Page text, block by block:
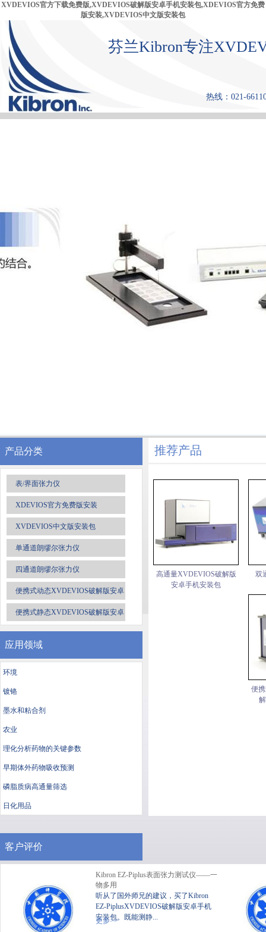
XVDEVIOS官方下载免费版,XVDEVIOS破解版安卓手机安装包,XDEVIOS官方免费
版安装,XVDEVIOS中文版安装包
芬兰Kibron专注
热线：021-
首 页 产品中心 张力仪
产品分类
表/界面张力仪
XDEVIOS官方免费版安装
XVDEVIOS中文版安装包
单通道朗缪尔张力仪
四通道朗缪尔张力仪
便携式动态XVDEVIOS破解版安卓
手机安装包
便携式静态XVDEVIOS破解版安卓
手机安装包
应用领域
环境
镀铬
墨水和粘合剂
农业
理化分析药物的关键参数
早期体外药物吸收预测
磷脂质病高通量筛选
日化用品
推荐产品
高通量XVDEVIOS破解版
安卓手机安装包
双
便
便携式静态XVDEVIOS破
客户评价
Kibron EZ-Piplus表面张力测试仪——一
物多用
听从了国外师兄的建议，买了Kibron
EZ-PiplusXVDEVIOS破解版安卓手机
安装包。既能测静...
更多>>